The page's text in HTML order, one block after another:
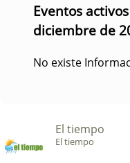
Eventos
diciembre de
No existe
El tiempo
El tiempo